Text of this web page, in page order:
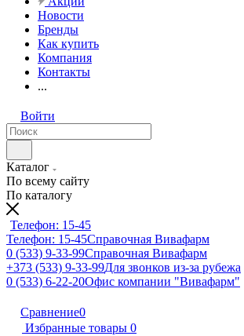
Новости
Бренды
Как купить
Компания
Контакты
...
Войти
Каталог
По всему сайту
По каталогу
Телефон: 15-45
Телефон: 15-45Справочная Вивафарм
0 (533) 9-33-99Справочная Вивафарм
+373 (533) 9-33-99Для звонков из-за рубежа
0 (533) 6-22-20Офис компании "Вивафарм"
Сравнение0
Избранные товары 0